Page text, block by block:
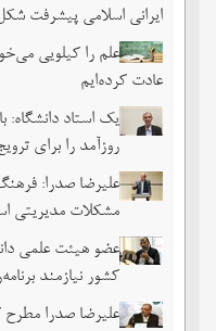
ایرانی اسلامی پیشرفت
علم را کیلویی
عادت کرده‌ایم
یک استاد دانشگاه:
روزآمد را برای
علیرضا صدرا:
مشکلات مدیریتی
عضو هیئت علمی
کشور نیازمند
علیرضا صدرا